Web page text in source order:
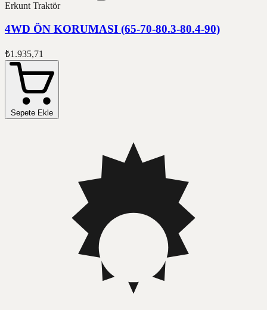
Erkunt Traktör
4WD ÖN KORUMASI (65-70-80.3-80.4-90)
₺1.935,71
Sepete Ekle